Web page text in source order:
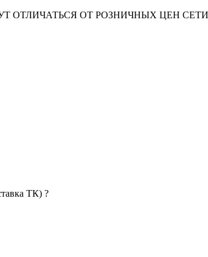
ОТЛИЧАТЬСЯ ОТ РОЗНИЧНЫХ ЦЕН
ТК) ?